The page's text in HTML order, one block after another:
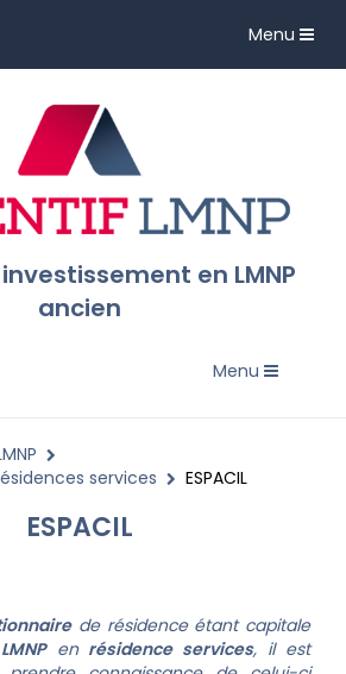
Toggle
Menu
en LMNP
ancien
Toggle
Menu
services
ESPACIL
ESPACIL
de résidence étant capitale
en résidence services, il est